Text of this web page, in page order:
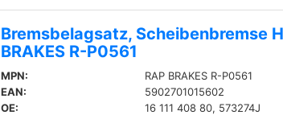
Bremsbelagsatz, Scheibenbremse
BRAKES R-P0561
MPN:
RAP BRAKES R-P0561
EAN:
5902701015602
OE:
16 111 408 80, 573274J